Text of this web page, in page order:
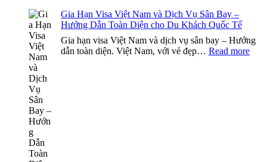
Gia Hạn Visa Việt Nam và Dịch Vụ Sân Bay –
Hướng Dẫn Toàn Diện cho Du Khách Quốc Tế
Gia hạn visa Việt Nam và dịch vụ sân bay – Hướng
dẫn toàn diện. Việt Nam, với vẻ đẹp… Read more: